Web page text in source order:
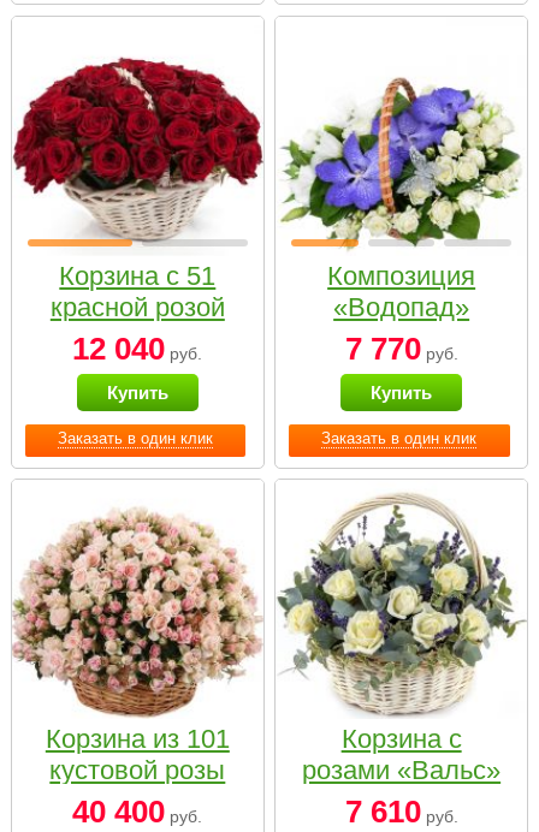
Заказать в один клик
Корзина с 51
красной розой
12 040 руб.
Купить
Заказать в один клик
Композиция
«Водопад»
7 770руб.
Купить
Корзина из 101
кустовой розы
нежных тонов
40 400 руб.
Корзина с
розами «Вальс»
7 610руб.